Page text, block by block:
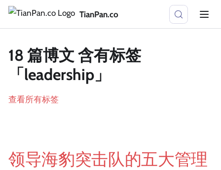
TianPan.co
18 篇博文 含有标签
「leadership」
查看所有标签
领导海豹突击队的五大管理